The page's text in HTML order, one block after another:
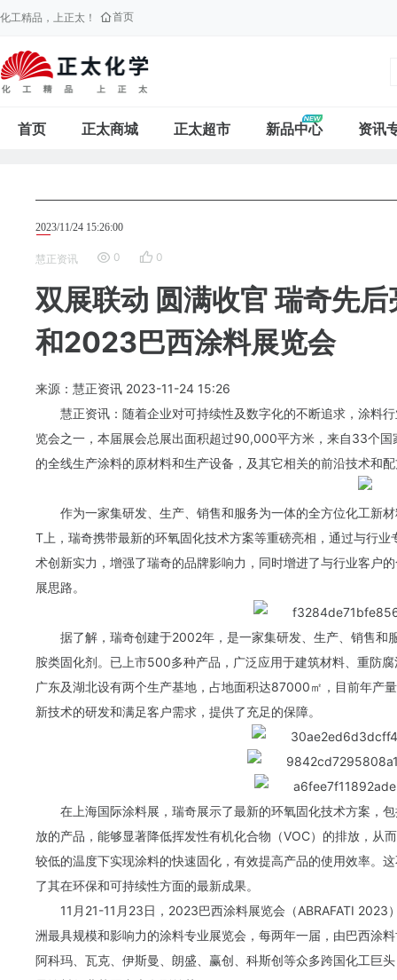
化工精品，上正太！ 首页
首页 正太商城 正太超市 新品中心 资讯
2023/11/24 15:26:00
慧正资讯 0 0
双展联动 圆满收官 瑞奇先
和2023巴西涂料展览会
来源：慧正资讯 2023-11-24 15:26
慧正资讯：随着企业对可持续性及数字化的不断追求，涂料
览会之一，本届展会总展出面积超过90,000平方米，来自33个
的全线生产涂料的原材料和生产设备，及其它相关的前沿技术和
作为一家集研发、生产、销售和服务为一体的全方位化工新
T上，瑞奇携带最新的环氧固化技术方案等重磅亮相，通过与行
术创新实力，增强了瑞奇的品牌影响力，同时增进了与行业客户
展思路。
据了解，瑞奇创建于2002年，是一家集研发、生产、销售
胺类固化剂。已上市500多种产品，广泛应用于建筑材料、重防
广东及湖北设有两个生产基地，占地面积达87000㎡，目前年产
新技术的研发和满足客户需求，提供了充足的保障。
在上海国际涂料展，瑞奇展示了最新的环氧固化技术方案，
放的产品，能够显著降低挥发性有机化合物（VOC）的排放，从
较低的温度下实现涂料的快速固化，有效提高产品的使用效率。
了其在环保和可持续性方面的最新成果。
11月21-11月23日，2023巴西涂料展览会（ABRAFATI
洲最具规模和影响力的涂料专业展览会，每两年一届，由巴西涂
阿科玛 、瓦克、伊斯曼、 朗盛 赢创 、科斯创等众多跨国化工巨